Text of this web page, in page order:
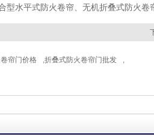
型水平式防火卷帘、无机折叠式防火
帘门价格 ,折叠式防火卷帘门批发 ,